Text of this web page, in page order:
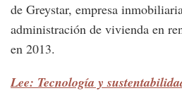
de Greystar, empresa
administración de vivienda en
en 2013.
Lee: Tecnología y